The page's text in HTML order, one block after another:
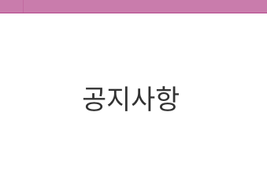
공지사항